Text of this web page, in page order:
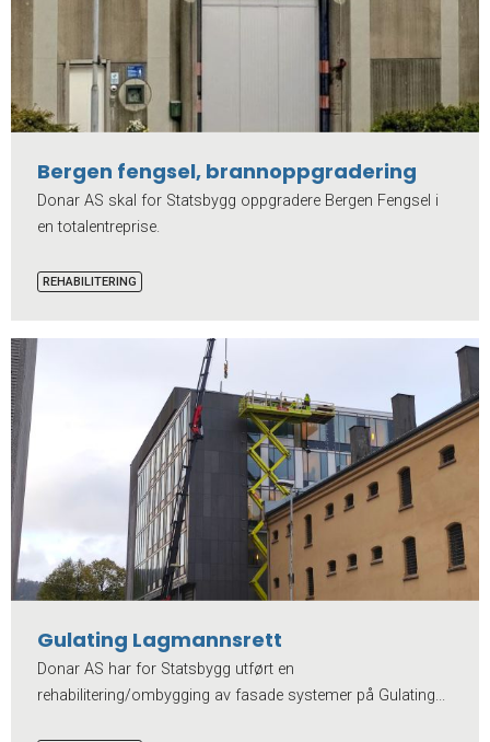
Bergen fengsel, brannoppgradering
Donar AS skal for Statsbygg oppgradere Bergen Fengsel i
en totalentreprise.
REHABILITERING
Gulating Lagmannsrett
Donar AS har for Statsbygg utført en
rehabilitering/ombygging av fasade systemer på Gulating...